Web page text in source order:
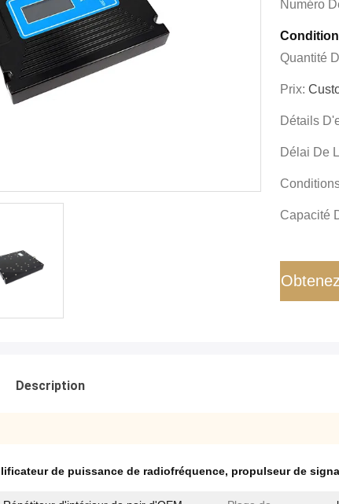
Numéro
Quantité
Prix:
Détails
Délai De
Capacité
Description
de puissance de radiofréquence, propulseur de